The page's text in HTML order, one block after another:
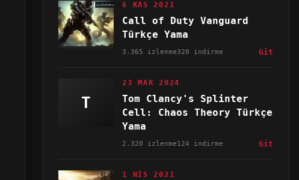
6 KAS 2021
Call of Duty Vanguard
Türkçe Yama
3.365 izlenme320 indirme Git
T
23 MAR 2024
Tom Clancy's Splinter
Cell: Chaos Theory Türkçe
Yama
2.320 izlenme124 indirme Git
1 NIS 2021